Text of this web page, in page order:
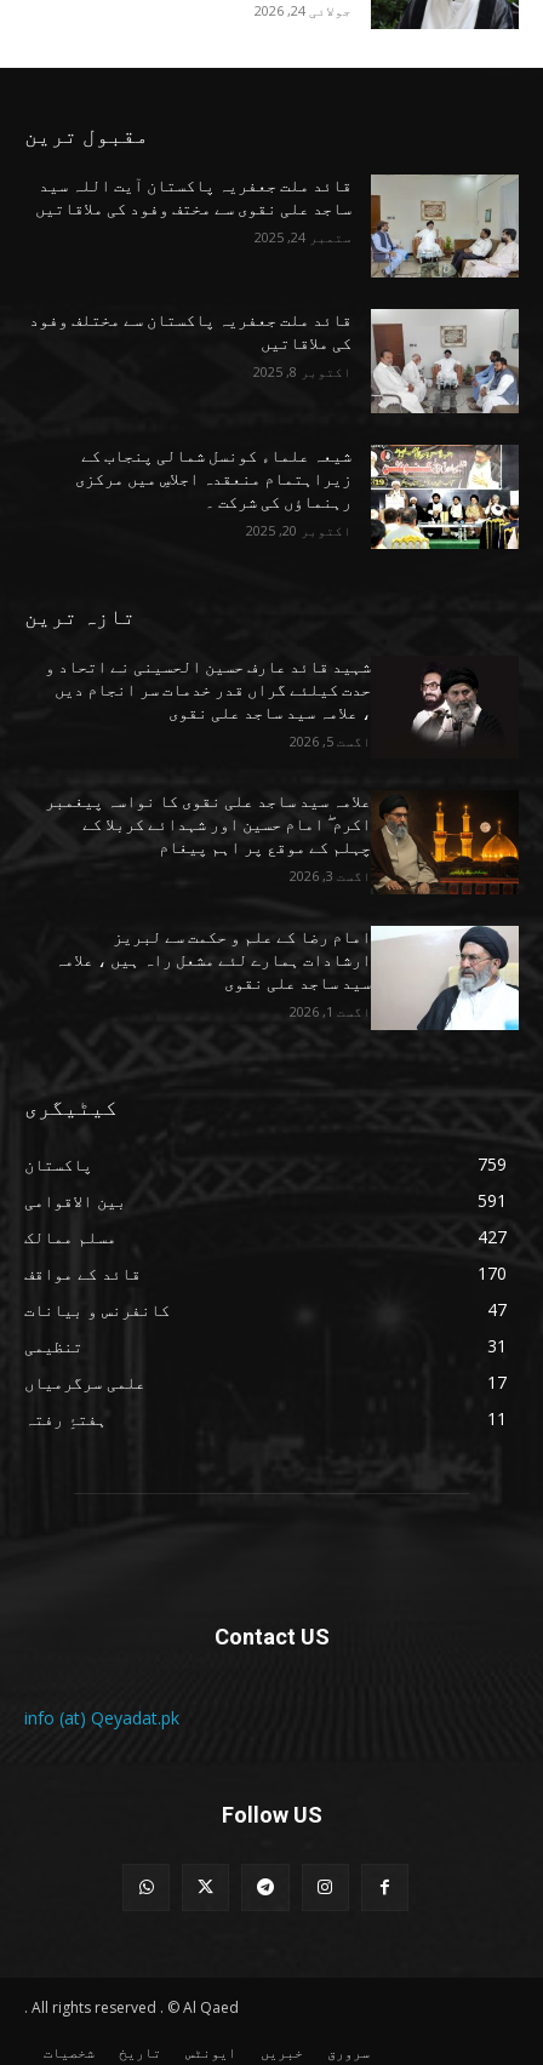
جولائی 24, 2026
مقبول ترین
قائد ملت جعفریہ پاکستان آیت اللہ سید
ساجد علی نقوی سے مختف وفود کی ملاقاتیں
ستمبر 24, 2025
قائد ملت جعفریہ پاکستان سے مختلف وفود
کی ملاقاتیں
اکتوبر 8, 2025
شیعہ علماء کونسل شمالی پنجاب کے
زیراہتمام منعقدہ اجلاسِ میں مرکزی
رہنماؤں کی شرکت ۔
اکتوبر 20, 2025
تازہ ترین
شہید قائد عارف حسین الحسینی نے اتحاد و
حدت کیلئے گراں قدر خدمات سر انجام دیں
، علامہ سید ساجد علی نقوی
اگست 5, 2026
علامہ سید ساجد علی نقوی کا نواسہ پیغمبر
اکرم ۖ امام حسین اور شہدائے کربلا کے
چہلم کے موقع پر اہم پیغام
اگست 3, 2026
امام رضا کے علم و حکمت سے لبریز
ارشادات ہمارے لئے مشعل راہ ہیں ، علامہ
سید ساجد علی نقوی
اگست 1, 2026
کیٹیگری
پاکستان
759
بین الاقوامی
591
مسلم ممالک
427
قائد کے مواقف
170
کانفرنس و بیانات
47
تنظیمی
31
علمی سرگرمیاں
17
ہفتۂِ رفتہ
11
Contact US
info (at) Qeyadat.pk
Follow US
All rights reserved . © Al Qaed .
سرورق خبریں ایونٹس تاریخ شخصیات